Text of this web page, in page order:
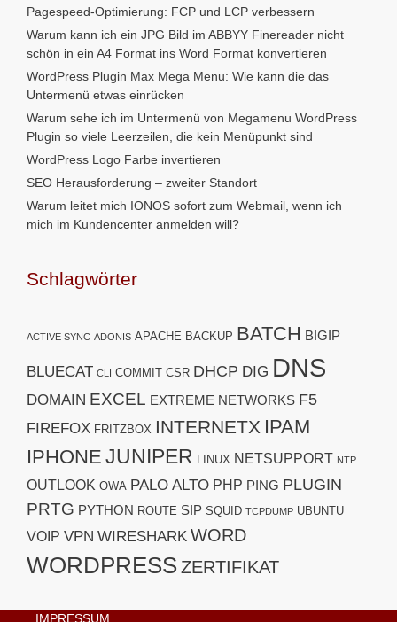
Pagespeed-Optimierung: FCP und LCP verbessern
Warum kann ich ein JPG Bild im ABBYY Finereader nicht
schön in ein A4 Format ins Word Format konvertieren
WordPress Plugin Max Mega Menu: Wie kann die das
Untermenü etwas einrücken
Warum sehe ich im Untermenü von Megamenu WordPress
Plugin so viele Leerzeilen, die kein Menüpunkt sind
WordPress Logo Farbe invertieren
SEO Herausforderung – zweiter Standort
Warum leitet mich IONOS sofort zum Webmail, wenn ich
mich im Kundencenter anmelden will?
Schlagwörter
ACTIVE SYNC ADONIS APACHE BACKUP BATCH BIGIP
BLUECAT CLI COMMIT CSR DHCP DIG DNS
DOMAIN EXCEL EXTREME NETWORKS F5
FIREFOX FRITZBOX INTERNETX IPAM
IPHONE JUNIPER LINUX NETSUPPORT NTP
OUTLOOK OWA PALO ALTO PHP PING PLUGIN
PRTG PYTHON ROUTE SIP SQUID TCPDUMP UBUNTU
VOIP VPN WIRESHARK WORD
WORDPRESSZERTIFIKAT
IMPRESSUM